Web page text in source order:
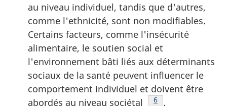
au niveau individuel, tandis que d'autres,
comme l'ethnicité, sont non modifiables.
Certains facteurs, comme l'insécurité
alimentaire, le soutien social et
l'environnement bâti liés aux déterminants
sociaux de la santé peuvent influencer le
comportement individuel et doivent être
abordés au niveau sociétal
Note de bas de page
6 .